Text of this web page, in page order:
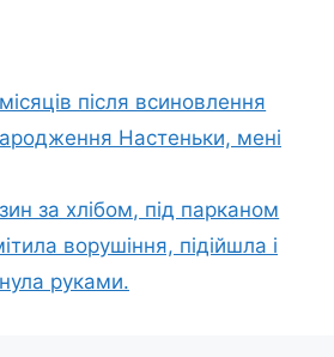
після всиновлення
Настеньки, мені
за хлібом, під парканом
ворушіння, підійшла і
руками.